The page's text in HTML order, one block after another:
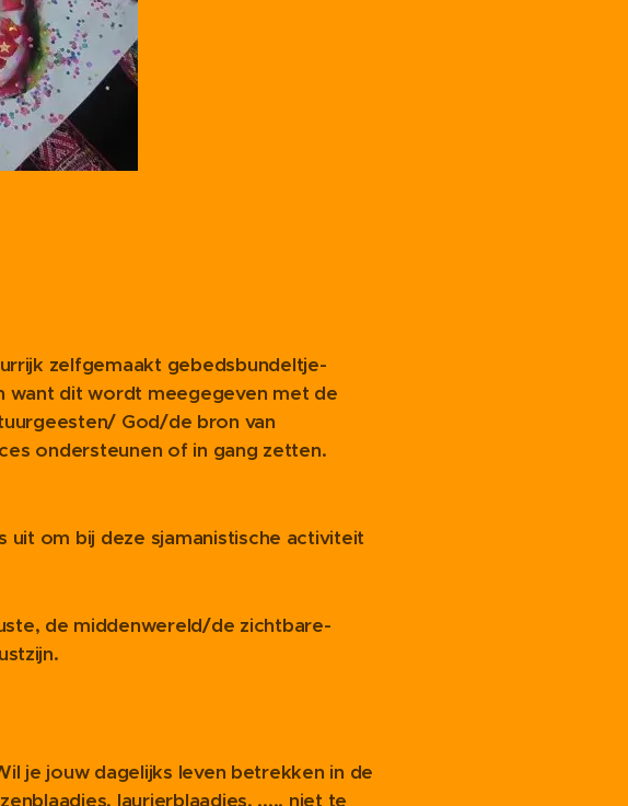
zelfgemaakt gebedsbundeltje-
want dit wordt meegegeven met de
God/de bron van
ondersteunen of in gang zetten.
uit om bij deze sjamanistische activiteit
de middenwereld/de zichtbare-
je jouw dagelijks leven betrekken in de
laurierblaadjes, ..... niet te